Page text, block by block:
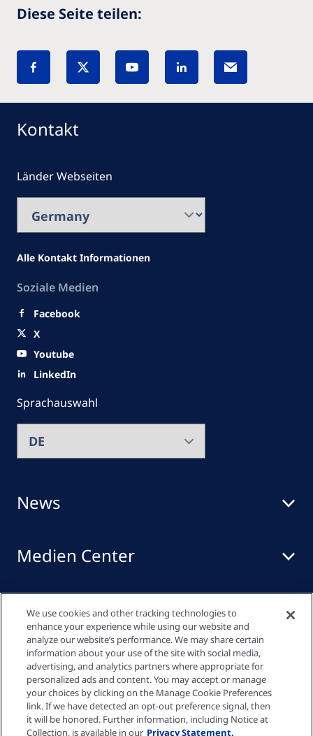
Diese Seite teilen:
News
Medien Center
Events
Quick links
Kontakt
Länder Webseiten
Alle Kontakt Informationen
Soziale Medien
Facebook
X
Youtube
LinkedIn
Sprachauswahl
Datenschutzrichtlinie
We use cookies and other tracking technologies to
enhance your experience while using our website and
analyze our website’s performance. We may share certain
information about your use of the site with social media,
advertising, and analytics partners where appropriate for
personalized ads and content. You may accept or manage
your choices by clicking on the Manage Cookie Preferences
link. If we have detected an opt-out preference signal, then
it will be honored. Further information, including Notice at
Collection, is available in our Privacy Statement.